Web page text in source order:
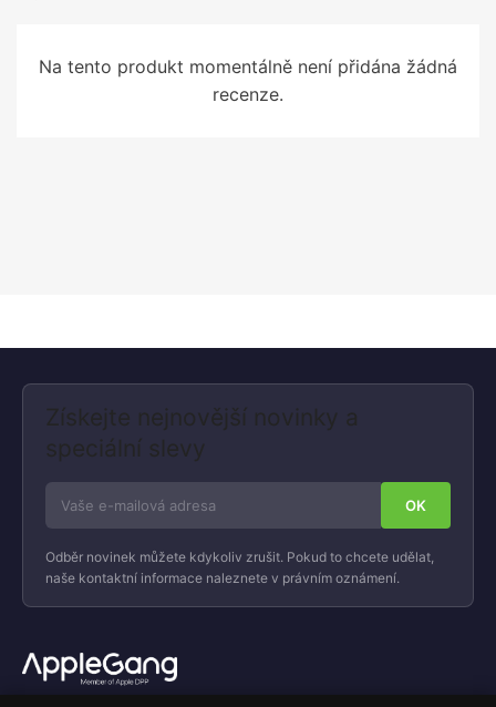
Na tento produkt momentálně není přidána žádná
recenze.
Získejte nejnovější novinky a
speciální slevy
Odběr novinek můžete kdykoliv zrušit. Pokud to chcete udělat,
naše kontaktní informace naleznete v právním oznámení.